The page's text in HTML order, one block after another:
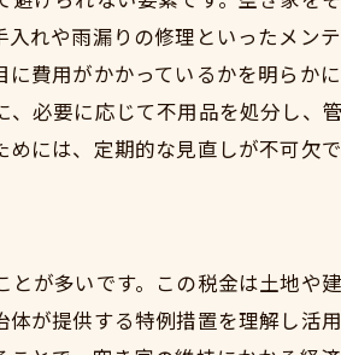
のスムーズさ
ための注意点
門家リスト
れや雨漏りの修理といったメン
費用がかかっているかを明らか
必要に応じて不用品を処分し、
には、定期的な見直しが不可欠で
が多いです。この税金は土地や
が提供する特例措置を理解し活